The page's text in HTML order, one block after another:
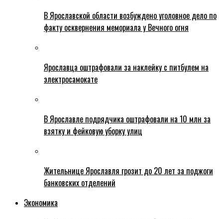
В Ярославской области возбуждено уголовное дело по
факту осквернения мемориала у Вечного огня
Ярославца оштрафовали за наклейку с питбулем на
электросамокате
В Ярославле подрядчика оштрафовали на 10 млн за
взятку и фейковую уборку улиц
Жительнице Ярославля грозит до 20 лет за поджоги
банковских отделений
Экономика